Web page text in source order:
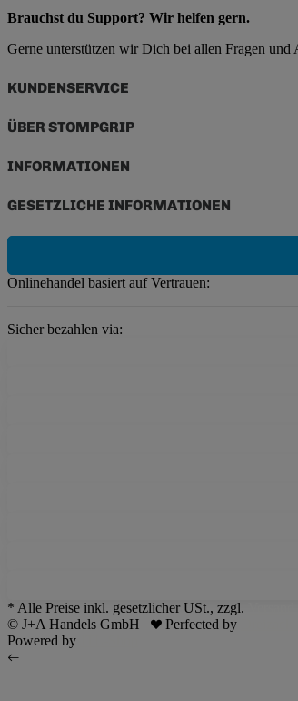
Brauchst du Support? Wir helfen gern.
Gerne unterstützen wir Dich bei allen Fragen
KUNDENSERVICE
ÜBER STOMPGRIP
INFORMATIONEN
GESETZLICHE INFORMATIONEN
Onlinehandel basiert auf Vertrauen:
Sicher bezahlen via:
* Alle Preise inkl. gesetzlicher USt., zzgl.
© J+A Handels GmbH
Perfected by
Powered by